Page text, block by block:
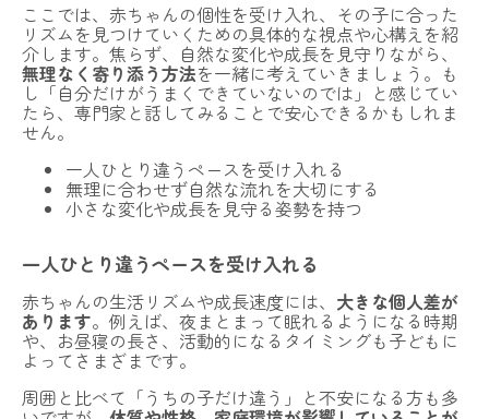
ここでは、赤ちゃんの個性を受け入れ、その子に合った
リズムを見つけていくための具体的な視点や心構えを紹
介します。焦らず、自然な変化や成長を見守りながら、
無理なく寄り添う方法を一緒に考えていきましょう。も
し「自分だけがうまくできていないのでは」と感じてい
たら、 専門家と話してみることで安心できるかもしれま
せん。
一人ひとり違うペースを受け入れる
無理に合わせず自然な流れを大切にする
小さな変化や成長を見守る姿勢を持つ
一人ひとり違うペースを受け入れる
赤ちゃんの生活リズムや成長速度には、 大きな個人差が
あります。例えば、夜まとまって眠れるようになる時期
や、お昼寝の長さ、活動的になるタイミングも子どもに
よってさまざまです。
周囲と比べて「うちの子だけ違う」と不安になる方も多